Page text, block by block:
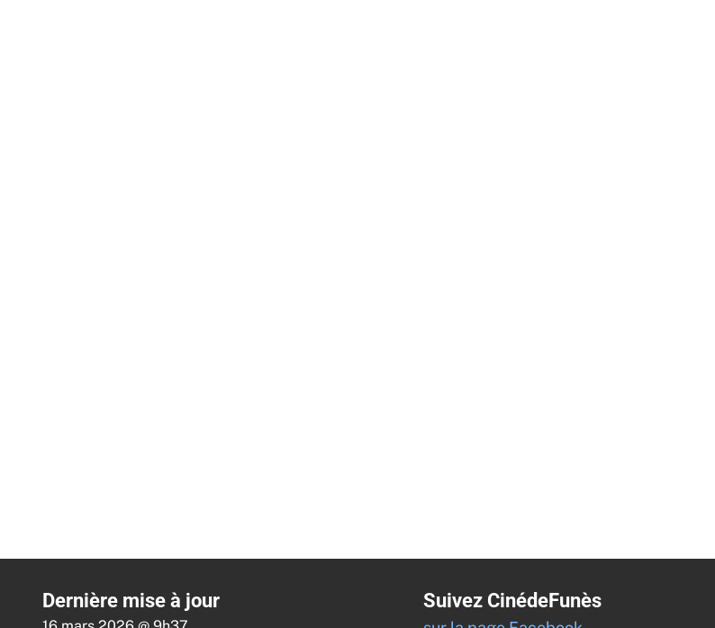
Dernière mise à jour Suivez CinédeFunès